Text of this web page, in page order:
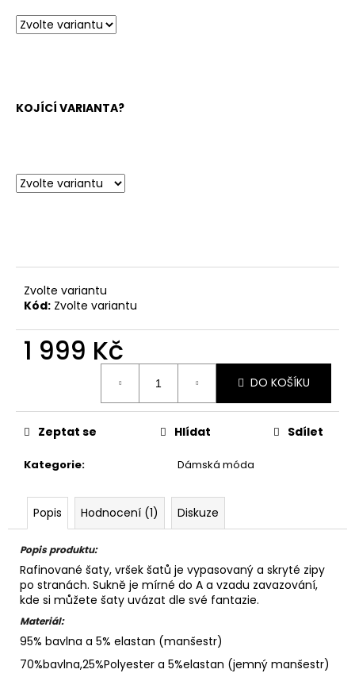
KOJÍCÍ VARIANTA?
Zvolte variantu
Kód: Zvolte variantu
1 999 Kč
DO KOŠÍKU
Kategorie: Dámská móda
Zeptat se Hlídat Sdílet
Popis Hodnocení (1) Diskuze
Popis produktu:
Rafinované šaty, vršek šatů je vypasovaný a skryté zipy
po stranách. Sukně je mírné do A a vzadu zavazování,
kde si můžete šaty uvázat dle své fantazie.
Materiál:
95% bavlna a 5% elastan (manšestr)
70%bavlna,25%Polyester a 5%elastan (jemný manšestr)